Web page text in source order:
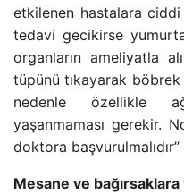
etkilenen hastalara
tedavi gecikirse
organların ameliyatla
tüpünü tıkayarak
nedenle özellikle
yaşanmaması gerekir.
doktora
Mesane ve